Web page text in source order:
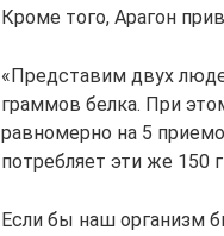
Кроме того, Арагон
«Представим двух
граммов белка. При
равномерно на 5
потребляет эти же 150
Если бы наш организм